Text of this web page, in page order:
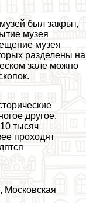
был закрыт,
музея
музея
разделены на
зале можно
другое.
тысяч
проходят
Московская